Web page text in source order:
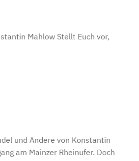
Mahlow Stellt Euch vor,
und Andere von Konstantin
am Mainzer Rheinufer. Doch